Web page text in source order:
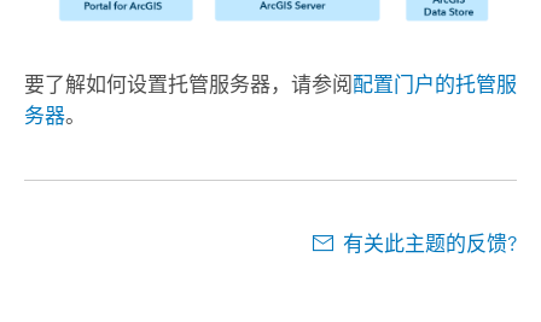
要了解如何设置托管服务器，请参阅 配置门户的托管服
务器。
有关此主题的反馈?